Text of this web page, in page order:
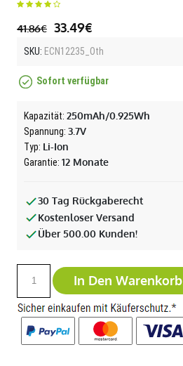
41.86€ 33.49€
SKU: ECN12235_Oth
Sofort verfügbar
Kapazität: 250mAh/0.925Wh
Spannung: 3.7V
Typ: Li-Ion
Garantie: 12 Monate
30 Tag Rückgaberecht
Kostenloser Versand
Über 500.00 Kunden!
In Den Warenkorb